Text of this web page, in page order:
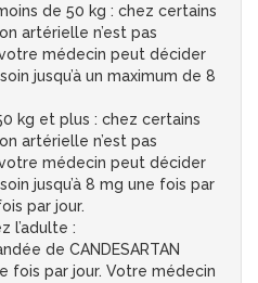
de 50 kg : chez certains
artérielle n’est pas
médecin peut décider
jusqu’à un maximum de 8
kg et plus : chez certains
artérielle n’est pas
médecin peut décider
jusqu’à 8 mg une fois par
par jour.
l’adulte :
de CANDESARTAN
fois par jour. Votre médecin